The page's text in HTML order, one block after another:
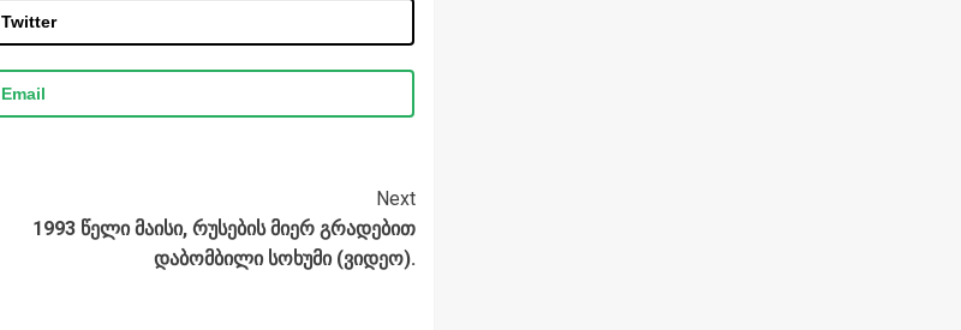
Twitter
Email
Next
1993 წელი მაისი, რუსების მიერ გრადებით
დაბომბილი სოხუმი (ვიდეო).